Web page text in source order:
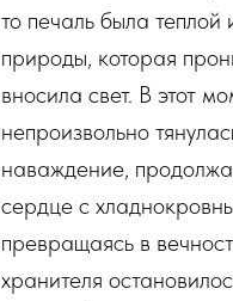
то печаль была
природы, которая
вносила свет. В этот
непроизвольно
наваждение,
сердце с
превращаясь в
хранителя